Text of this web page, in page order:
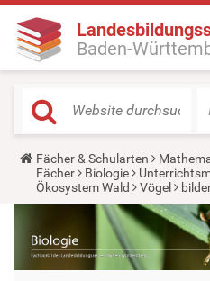
Baden-
Y
o
u
a
h
e
r
Fächer & Schularten
Fächer
Biologie
Ökosystem Wald
Vögel